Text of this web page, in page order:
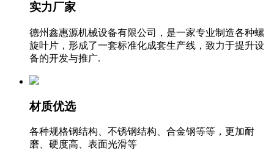
实力厂家
德州鑫惠源机械设备有限公司，是一家专业制造各种螺
旋叶片，形成了一套标准化成套生产线，致力于提升设
备的开发与推广.
材质优选
各种规格钢结构、不锈钢结构、合金钢等等，更加耐
磨、硬度高、表面光滑等